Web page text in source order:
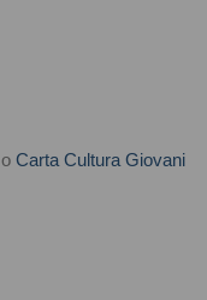
o Carta Cultura Giovani